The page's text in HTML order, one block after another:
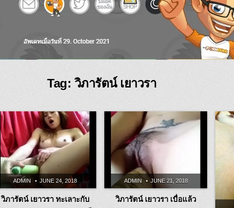
Tag:วิภารัตน์ เยาวรา
ADMIN JUNE 24, 2018
วิภารัตน์ เยาวรา ทะเลาะกับ
ADMIN JUNE 21, 2018
วิภารัตน์ เยาวรา เบื่อแล้ว